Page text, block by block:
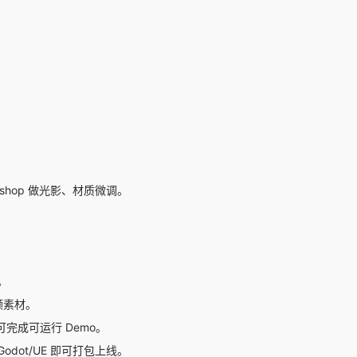
做光影、材质微调。
材。
成可运行 Demo。
UE 即可打包上线。